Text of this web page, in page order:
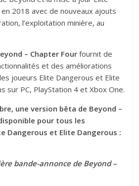
2018 avec de nouveaux ajouts
l’exploitation minière, au
– Chapter Four fournit de
et des améliorations
joueurs Elite Dangerous et Elite
sur PC, PlayStation 4 et Xbox One.
une version bêta de Beyond –
pour tous les
Dangerous et Elite Dangerous :
bande-annonce de Beyond –